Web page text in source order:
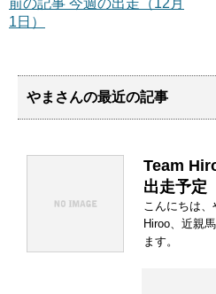
前の記事 今週の出走（12月
1日）
やまさんの最近の記事
Team
出走予定
こんにちは
Hiroo、近親
ます。